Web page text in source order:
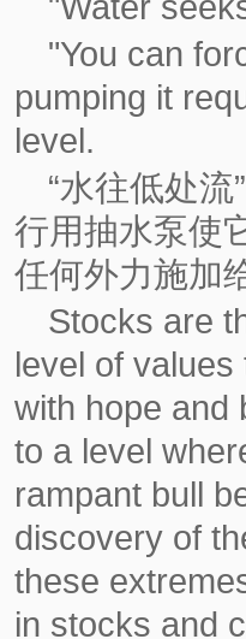
"You can
pumping it
level.
“水往低处
行用抽水泵使
任何外力施加
Stocks are
level of
with hope and
to a level
rampant bull
discovery of
these
in stocks and